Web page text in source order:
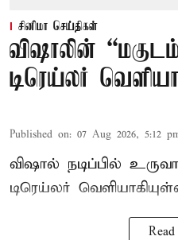
சினிமா செய்திகள்
விஷாலின்
டிரெய்லர்
Published on: 07 Aug 2026, 5:12
விஷால் நடிப்பில்
டிரெய்லர்